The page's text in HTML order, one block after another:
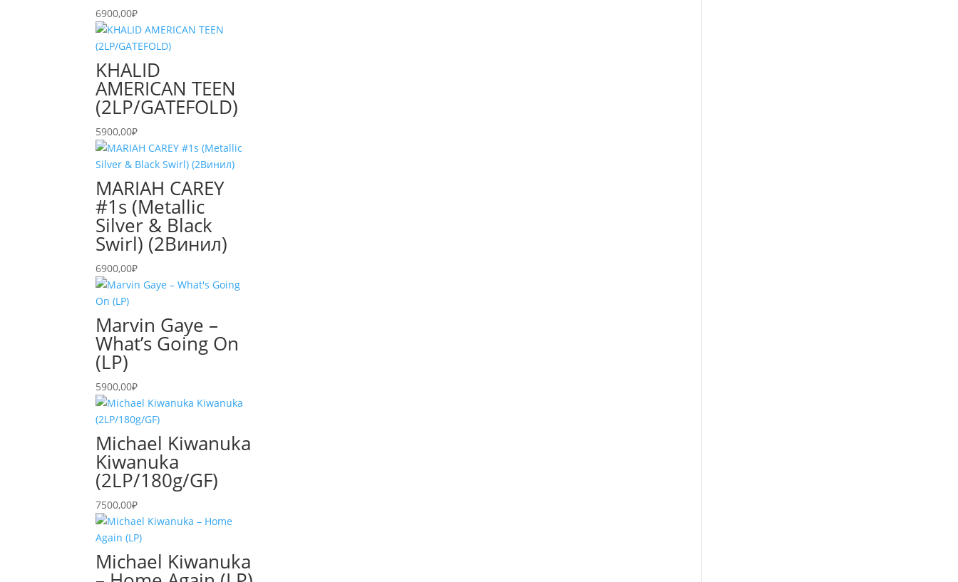
6900,00₽
KHALID
AMERICAN TEEN
(2LP/GATEFOLD)
5900,00₽
MARIAH CAREY
#1s (Metallic
Silver & Black
Swirl) (2Винил)
6900,00₽
Marvin Gaye –
What’s Going On
(LP)
5900,00₽
Michael Kiwanuka
Kiwanuka
(2LP/180g/GF)
7500,00₽
Michael Kiwanuka